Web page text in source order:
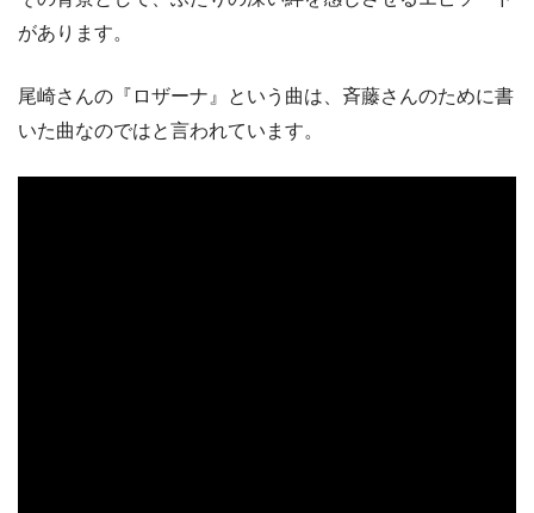
があります。
尾崎さんの『ロザーナ』という曲は、斉藤さんのために書
いた曲なのではと言われています。